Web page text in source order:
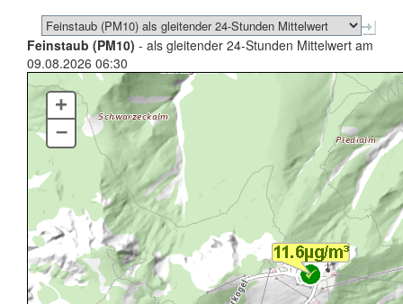
Feinstaub (PM10) - als gleitender 24-Stunden Mittelwert am
09.08.2026 06:30
+
–